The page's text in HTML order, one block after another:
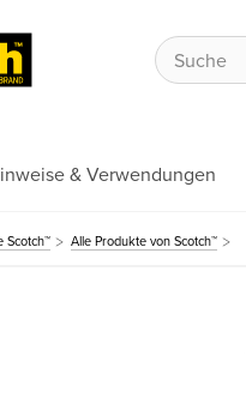
& Verwendungen
Scotch™ Alle Produkte von Scotch™